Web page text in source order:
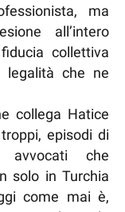
ma
all’intero
collettiva
che ne
collega Hatice
episodi di
avvocati che
solo in Turchia
come mai è,